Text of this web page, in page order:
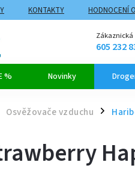
KONTAKTY HODNOCENÍ
605 232
% Novinky
Osvěžovače vzduchu /